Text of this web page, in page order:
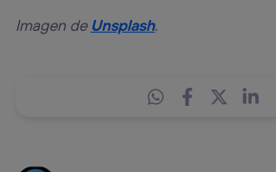
Imagen de Unsplash.